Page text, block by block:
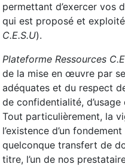
permettant d’exercer vos
qui est proposé et
C.E.S.U).
Plateforme Ressources
de la mise en œuvre par
adéquates et du respect
de confidentialité,
Tout particulièrement, la
l’existence d’un
quelconque transfert de
titre, l’un de nos